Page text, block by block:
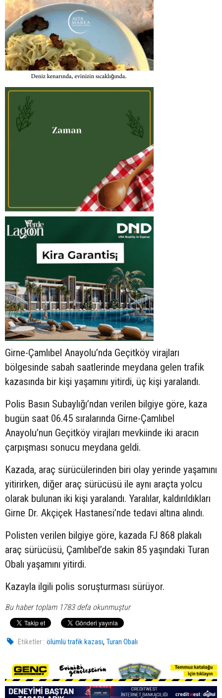
Girne-Çamlıbel Anayolu’nda Geçitköy virajları
bölgesinde sabah saatlerinde meydana gelen trafik
kazasında bir kişi yaşamını yitirdi, üç kişi yaralandı.
Polis Basın Subaylığı’ndan verilen bilgiye göre, kaza
bugün saat 06.45 sıralarında Girne-Çamlıbel
Anayolu’nun Geçitköy virajları mevkiinde iki aracın
çarpışması sonucu meydana geldi.
Kazada, araç sürücülerinden biri olay yerinde yaşamını
yitirirken, diğer araç sürücüsü ile aynı araçta yolcu
olarak bulunan iki kişi yaralandı. Yaralılar, kaldırıldıkları
Girne Dr. Akçiçek Hastanesi’nde tedavi altına alındı.
Polisten verilen bilgiye göre, kazada FJ 868 plakalı
araç sürücüsü, Çamlıbel’de sakin 85 yaşındaki Turan
Obalı yaşamını yitirdi.
Kazayla ilgili polis soruşturması sürüyor.
Bu haber toplam 1783 defa okunmuştur
Etiketler : ölümlü trafik kazası,Turan Obalı